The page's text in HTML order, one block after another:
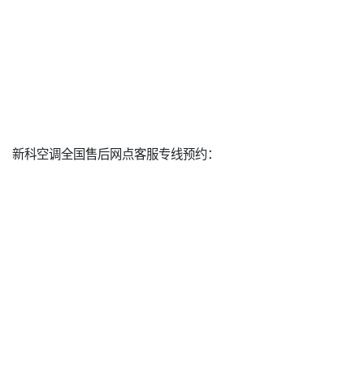
新科空调全国售后网点客服专线预约：